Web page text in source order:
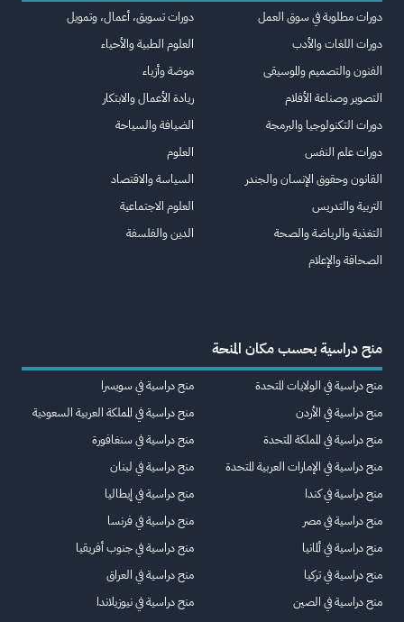
دورات مطلوبة في سوق العمل
دورات اللغات والأدب
الفنون والتصميم والموسيقى
التصوير وصناعة الأفلام
دورات التكنولوجيا والبرمجة
دورات علم النفس
القانون وحقوق الإنسان والجندر
التربية والتدريس
التغذية والرياضة والصحة
الصحافة والإعلام
دورات تسويق، أعمال، وتمويل
العلوم الطبية والأحياء
موضة وأزياء
ريادة الأعمال والابتكار
الضيافة والسياحة
العلوم
السياسة والاقتصاد
العلوم الاجتماعية
الدين والفلسفة
منح دراسية بحسب مكان المنحة
منح دراسية في الولايات المتحدة
منح دراسية في الأردن
منح دراسية في المملكة المتحدة
منح دراسية في الإمارات العربية المتحدة
منح دراسية في كندا
منح دراسية في مصر
منح دراسية في ألمانيا
منح دراسية في تركيا
منح دراسية في الصين
منح دراسية في سويسرا
منح دراسية في المملكة العربية السعودية
منح دراسية في سنغافورة
منح دراسية في لبنان
منح دراسية في إيطاليا
منح دراسية في فرنسا
منح دراسية في جنوب أفريقيا
منح دراسية في العراق
منح دراسية في نيوزيلاندا